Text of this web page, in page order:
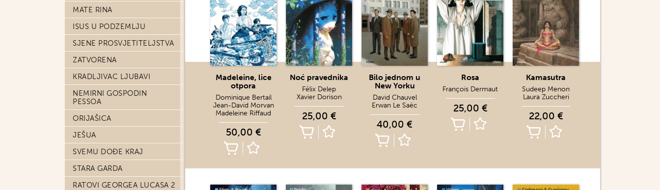
MATE RINA
ISUS U PODZEMLJU
SJENE PROSVJETITELJSTVA
ZATVORENA
KRADLJIVAC LJUBAVI
NEMIRNI GOSPODIN
PESSOA
ORIJAŠICA
JEŠUA
SVEMU DOĐE KRAJ
STARA GARDA
RATOVI GEORGEA LUCASA 2
Madeleine, lice
otpora
Dominique Bertail
Jean-David Morvan
Madeleine Riffaud
50,00 €
Noć pravednika
Félix Delep
Xavier Dorison
25,00 €
Bilo jednom u
New Yorku
David Chauvel
Erwan Le Saëc
40,00 €
Rosa
François Dermaut
25,00 €
Kamasutra
Sudeep Menon
Laura Zuccheri
22,00 €